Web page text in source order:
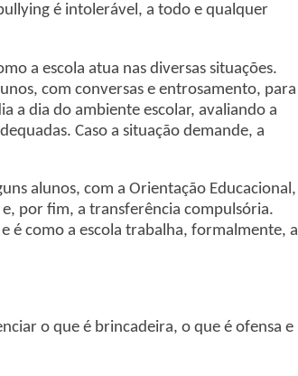
é intolerável, a todo e qualquer
a escola atua nas diversas situações.
com conversas e entrosamento, para
a dia do ambiente escolar, avaliando a
Caso a situação demande, a
alunos, com a Orientação Educacional,
por fim, a transferência compulsória.
é como a escola trabalha, formalmente, a
o que é brincadeira, o que é ofensa e